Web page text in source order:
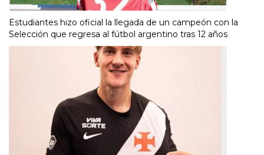
Estudiantes hizo oficial la llegada de un campeón con la
Selección que regresa al fútbol argentino tras 12 años